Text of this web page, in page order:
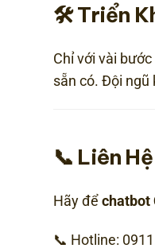
🛠️ Triển
Chỉ với vài
sẵn có. Đội ngũ
📞 Liên
Hãy đểchatbot
📞 Hotline: